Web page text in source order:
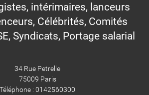
intérimaires, lanceurs
Célébrités, Comités
Syndicats, Portage salarial
34 Rue Petrelle
75009 Paris
Téléphone : 0142560300